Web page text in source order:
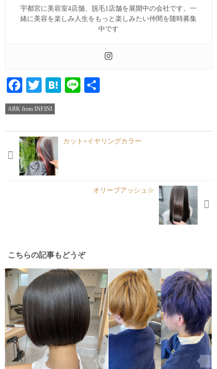
宇都宮に美容室4店舗、脱毛1店舗を展開中の会社です。一
緒に美容を楽しみ人生をもっと楽しみたい仲間を随時募集
中です
Facebook
TwitterHatena
Line
ARK from INFINI
カット×イヤリングカラー
オリーブアッシュ☆
こちらの記事もどうぞ
0 0